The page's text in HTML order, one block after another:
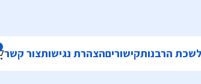
לשכת הרבנותקישוריםהצהרת נגישותצור קשר